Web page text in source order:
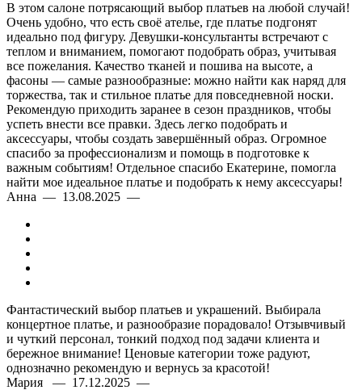
В этом салоне потрясающий выбор платьев на любой случай!
Очень удобно, что есть своё ателье, где платье подгонят
идеально под фигуру. Девушки-консультанты встречают с
теплом и вниманием, помогают подобрать образ, учитывая
все пожелания. Качество тканей и пошива на высоте, а
фасоны — самые разнообразные: можно найти как наряд для
торжества, так и стильное платье для повседневной носки.
Рекомендую приходить заранее в сезон праздников, чтобы
успеть внести все правки. Здесь легко подобрать и
аксессуары, чтобы создать завершённый образ. Огромное
спасибо за профессионализм и помощь в подготовке к
важным событиям! Отдельное спасибо Екатерине, помогла
найти мое идеальное платье и подобрать к нему аксессуары!
Анна — 13.08.2025 —
Фантастический выбор платьев и украшений. Выбирала
концертное платье, и разнообразие порадовало! Отзывчивый
и чуткий персонал, тонкий подход под задачи клиента и
бережное внимание! Ценовые категории тоже радуют,
однозначно рекомендую и вернусь за красотой!
Мария — 17.12.2025 —